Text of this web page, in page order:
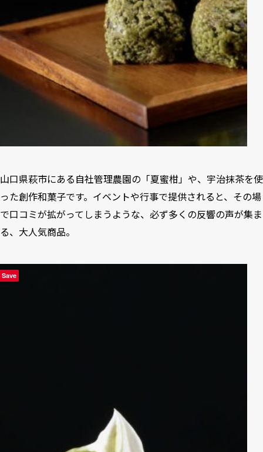
山口県萩市にある自社管理農園の「夏蜜柑」や、宇治抹茶を使
った創作和菓子です。イベントや行事で提供されると、その場
で口コミが拡がってしまうような、必ず多くの反響の声が集ま
る、大人気商品。
Save